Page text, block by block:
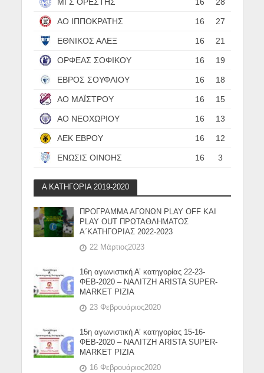
ΑΟ ΙΠΠΟΚΡΑΤΗΣ 16 27
ΕΘΝΙΚΟΣ ΑΛΕΞ 16 21
ΟΡΦΕΑΣ ΣΟΦΙΚΟΥ 16 19
ΕΒΡΟΣ ΣΟΥΦΛΙΟΥ 16 18
ΑΟ ΜΑΪΣΤΡΟΥ 16 15
ΑΟ ΝΕΟΧΩΡΙΟΥ 16 13
ΑΕΚ ΕΒΡΟΥ 16 12
ΕΝΩΣΙΣ ΟΙΝΟΗΣ 16 3
Α ΚΑΤΗΓΟΡΙΑ 2019-2020
ΠΡΟΓΡΑΜΜΑ ΑΓΩΝΩΝ PLAY OFF ΚΑΙ
PLAY OUT ΠΡΩΤΑΘΛΗΜΑΤΟΣ
Α΄ΚΑΤΗΓΟΡΙΑΣ 2022-2023
22 Μάρτιος2023
16η αγωνιστική Α’ κατηγορίας 22-23-
ΦΕΒ-2020 – ΝΑΛΙΤΖΗ ARISTA SUPER-
MARKET ΡΙΖΙΑ
23 Φεβρουάριος2020
15η αγωνιστική Α’ κατηγορίας 15-16-
ΦΕΒ-2020 – ΝΑΛΙΤΖΗ ARISTA SUPER-
MARKET ΡΙΖΙΑ
16 Φεβρουάριος2020